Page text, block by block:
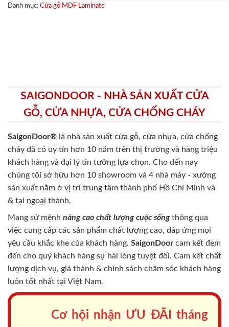
Danh mục: Cửa gỗ MDF Laminate
SAIGONDOOR - NHÀ SẢN XUẤT CỬA
GỖ, CỬA NHỰA, CỬA CHỐNG CHÁY
SaigonDoor® là nhà sản xuất cửa gỗ, cửa nhựa, cửa chống
cháy đã có uy tín hơn 10 năm trên thị trường và hàng triệu
khách hàng và đại lý tin tưởng lựa chọn. Cho đến nay
chúng tôi sở hữu hơn 10 showroom và 4 nhà máy - xưởng
sản xuất nằm ở vị trí trung tâm thành phố Hồ Chí Minh và
& tại ngoại thành.
Mang sứ mệnh nâng cao chất lượng cuộc sốngthông qua
việc cung cấp các sản phẩm chất lượng cao, đáp ứng mọi
yêu cầu khắc khe của khách hàng. SaigonDoor cam kết đem
đến cho quý khách hàng sự hài lòng tuyệt đối. Cam kết chất
lượng dịch vụ, giá thành & chính sách chăm sóc khách hàng
luôn tốt nhất tại Việt Nam.
Cơ hội nhận ƯU ĐÃI tháng